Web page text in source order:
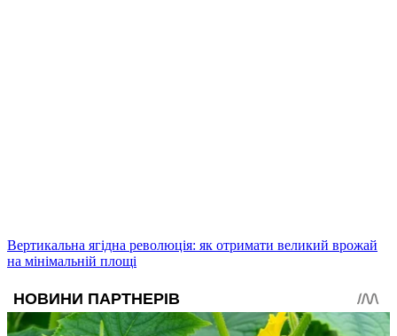
Вертикальна ягідна революція: як отримати великий врожай
на мінімальній площі